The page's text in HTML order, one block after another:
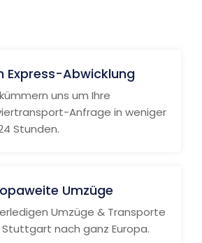
Express-Abwicklung
uns um Ihre
Anfrage in weniger
Stunden.
Umzüge
Umzüge & Transporte
nach ganz Europa.